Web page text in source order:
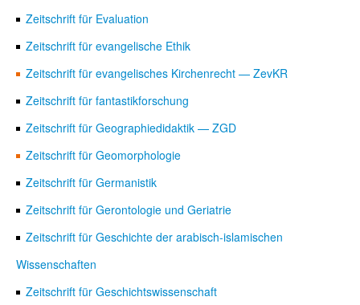
Zeitschrift für Evaluation
Zeitschrift für evangelische Ethik
Zeitschrift für evangelisches Kirchenrecht — ZevKR
Zeitschrift für fantastikforschung
Zeitschrift für Geographiedidaktik — ZGD
Zeitschrift für Geomorphologie
Zeitschrift für Germanistik
Zeitschrift für Gerontologie und Geriatrie
Zeitschrift für Geschichte der arabisch-islamischen
Wissenschaften
Zeitschrift für Geschichtswissenschaft